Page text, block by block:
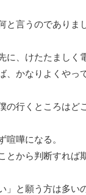
と言うのでありま
に、けたたましく
、かなりよくやっ
の行くところはど
喧嘩になる。
とから判断すれば
」と願う方は多い